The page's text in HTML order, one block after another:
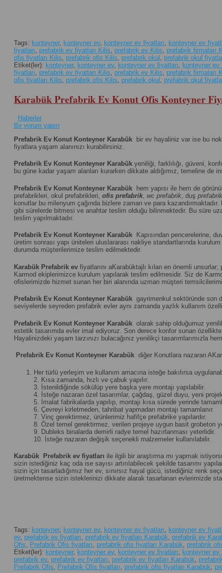
Tags: konteyner, konteyner ev, konteyner ev fiyatları, konteyner ev
fiyatları, prefabrik ev fiyatları Kilis, prefabrik ev Kilis, prefabrik firmaları
ofis fiyatları Kilis, prefabrik ofis Kilis, prefabrik okul , prefabrik okul
Etiket(ler): konteyner, konteyner ev, konteyner ev fiyatları, konteyner ev
fiyatları, prefabrik ev fiyatları Kilis, prefabrik ev Kilis, prefabrik firmaları
ofis fiyatları Kilis, prefabrik ofis Kilis, prefabrik okul , prefabrik okul
Karabük Prefabrik Ev Konut Ofis Konteyner
Haberler
Bir yorum yapın
Prefabrik Ev Konut Konteyner Karabük bir ev hayaliniz var ise bu
fiyatlara yaşam alanınızı kurabilirsiniz.
Prefabrik Ev Konut Konteyner Karabük yeniliği, farklılığı, güveni,
bu güne kadar yaşam alanları kurarken dikkate aldığımız, temeline
Prefabrik Ev Konut Konteyner Karabük hem yapısı ile hem de
prefabrikleri, okul prefabrikleri, ofis prefabrik, wc prefabrik , duş prefabrik
konutlar bu milenyum çağında bizlere zaman ve para kazandırmaktadır.
gibi sürelerde bitmesi ve anahtar teslim olduğu bilinmektedir. Bu süre
teslim yapılmaktadır.
Prefabrik Ev Konut Konteyner Karabük Kapısından pencerelerine,
üretim sonrası yapı üniteleri uluslararası nakliye standartlarında
durumda müşterilerimize teslim edilmektedir.
Karabük Prefabrik ev fiyatlarını aKarabüktajlı kılan en önemli
Karmod ekiplerimizce kurulum yapılarak teslim edilmesidir. Siz de
ofislerimizde hizmet sunan her biri alanında uzman müşteri
Prefabrik Ev Konut Konteyner Karabük gayrimenkul sektöründe son
seviyelerde seyreden prefabrik evler aynı zamanda yazlık kullanım
Prefabrik Ev Konut Konteyner Karabük olarak sahip olduğumuz
estetik tasarımda evler imal ediyoruz. Son derece konfor sunan
Hayalinizdeki yaşam tarzınızı bulacağınız yenilikçi tasarımlarımızla
Prefabrik Ev Konut Konteyner Karabük diğer Konutlara nazaran
Her türlü yerleşim ve kullanım amacına isteğe bakılırsa
2. Kısa zamanda, hızlı ve çabuk yapılır.
3. İstenildiğinde sökülüp yere başka yere montajı yapılabilir.
4. İsteğe nazaran özel tasarımlar, çağdaş, güzel duyu, yeni
5. İmalat fabrikalarda yapılıp, montajı kısa sürede yerinde
6. Çevreyi kirletmeden, tahribat yapmadan montajı tamamlanır.
7. Vinç gerektirmez, ürünlerimiz hafifçe prefabrike yapılardır.
8. Özel temel gerektirmez, verilen projeye uygun basit grobeton
9. Dubleks binalarda demirli radye temel hazırlanması yeterlidir.
10. İsteğe nazaran değişik seçenekli malzemeler kullanılabilir.
Karabük Prefabrik ev fiyatları ile ilgili bir araştırma mı yapmak
sizin istediğiniz kaç oda ise sayısı artırılabilecek şekilde tasarımı
sizin için tasarladığımız her ev, sınırsız hayal gücü, istediğiniz renk
üretmektense sizin isteklerinizi dikkate alarak tasarlanan evlerimizde
Tags: konteyner, konteyner ev, konteyner ev fiyatları
konteyner ev
ev, prefabrik ev fiyatları prefabrik ev fiyatları Karabük
prefabrik ev
Ofis
Prefabrik Ofis fiyatları prefabrik ofis fiyatları Karabük
prefabrik
Etiket(ler): konteyner, konteyner ev, konteyner ev fiyatları
konteyner ev
prefabrik ev, prefabrik ev fiyatları prefabrik ev fiyatları Karabük
Prefabrik Ofis
Prefabrik Ofis fiyatları prefabrik ofis fiyatları Karabük